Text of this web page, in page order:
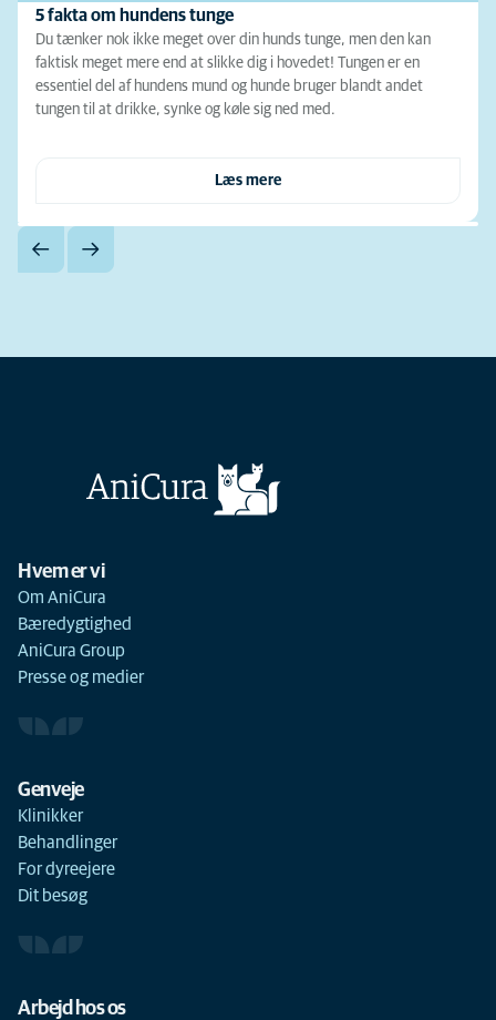
5 fakta om hundens tunge
Du tænker nok ikke meget over din hunds tunge, men den kan
faktisk meget mere end at slikke dig i hovedet! Tungen er en
essentiel del af hundens mund og hunde bruger blandt andet
tungen til at drikke, synke og køle sig ned med.
Læs mere
Hvem er vi
Om AniCura
Bæredygtighed
AniCura Group
Presse og medier
Genveje
Klinikker
Behandlinger
For dyreejere
Dit besøg
Arbejd hos os